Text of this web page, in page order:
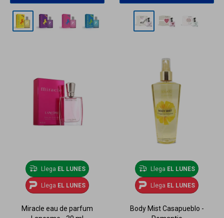
Llega EL LUNES
Llega EL LUNES
Miracle eau de parfum
Llega EL LUNES
Llega EL LUNES
Body Mist Casapueblo -